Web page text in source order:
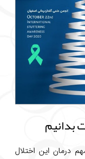
بدانیم
درمان این اختلال